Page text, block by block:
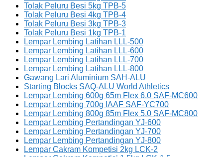
Tolak Peluru Besi 5kg TPB-5
Tolak Peluru Besi 4kg TPB-4
Tolak Peluru Besi 3kg TPB-3
Tolak Peluru Besi 1kg TPB-1
Lempar Lembing Latihan LLL-500
Lempar Lembing Latihan LLL-600
Lempar Lembing Latihan LLL-700
Lempar Lembing Latihan LLL-800
Gawang Lari Aluminium SAH-ALU
Starting Blocks SAQ-ALU World Athletics
Lempar Lembing 600g 65m Flex 6.0 SAF-MC600
Lempar Lembing 700g IAAF SAF-YC700
Lempar Lembing 800g 85m Flex 5.0 SAF-MC800
Lempar Lembing Pertandingan YJ-600
Lempar Lembing Pertandingan YJ-700
Lempar Lembing Pertandingan YJ-800
Lempar Cakram Kompetisi 2kg LCK-2